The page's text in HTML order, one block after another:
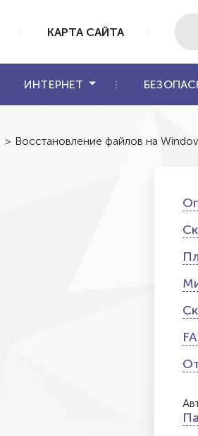
КАРТА САЙТА
ИНТЕРНЕТ
> Восстановление файлов на